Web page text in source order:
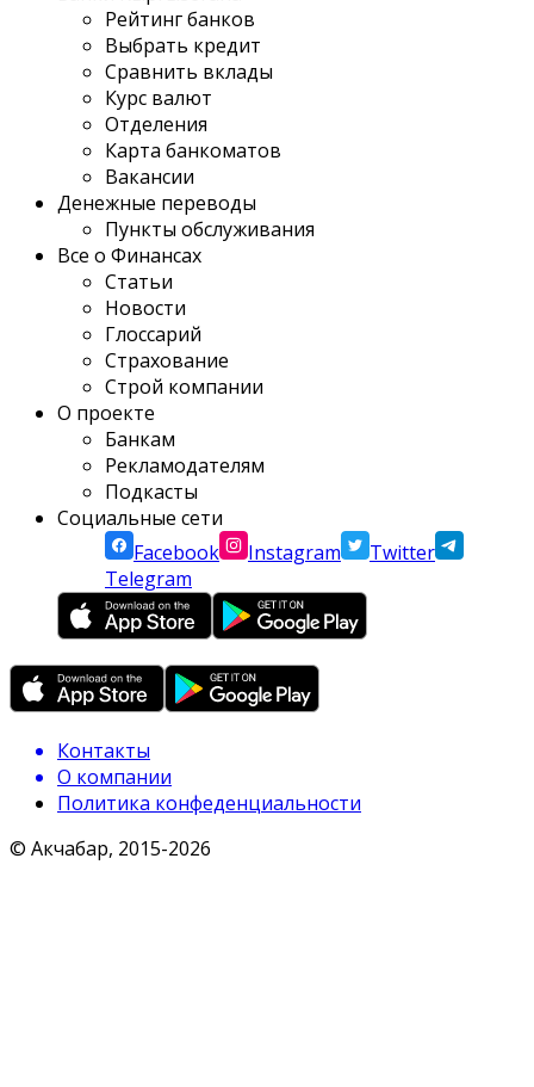
Рейтинг банков
Выбрать кредит
Сравнить вклады
Курс валют
Отделения
Карта банкоматов
Вакансии
Денежные переводы
Пункты обслуживания
Все о Финансах
Статьи
Новости
Глоссарий
Страхование
Строй компании
О проекте
Банкам
Рекламодателям
Подкасты
Социальные сети
Facebook
Instagram
Twitter
Telegram
Контакты
О компании
Политика конфеденциальности
© Акчабар, 2015-2026